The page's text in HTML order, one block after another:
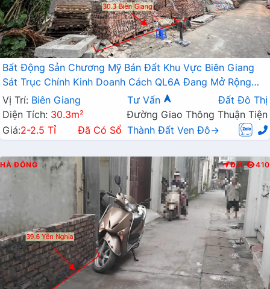
Bất Động Sản Chương Mỹ Bán Đất Khu Vực Biên Giang
Sát Trục Chính Kinh Doanh Cách QL6A Đang Mở Rộng
Chỉ Vài Trăm Mét
Vị Trí: Biên Giang Tư Vấn
Đất Đô Thị
Diện Tích: 30.3m²
Đường Giao Thông Thuận Tiện
Giá:2-2.5 Tỉ Đã Có Sổ Thành Đất Ven Đô→
HÀ ĐÔNG Đ.B 410